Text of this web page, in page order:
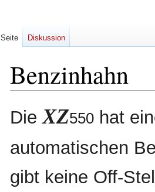
Benzinhahn
Navigation
Suche
DieXZ550 hat
automatischen
gibt keine Off-
Seite Diskussion